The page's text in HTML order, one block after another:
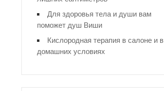
Для здоровья тела и души вам
поможет душ Виши
Кислородная терапия в салоне и в
домашних условиях